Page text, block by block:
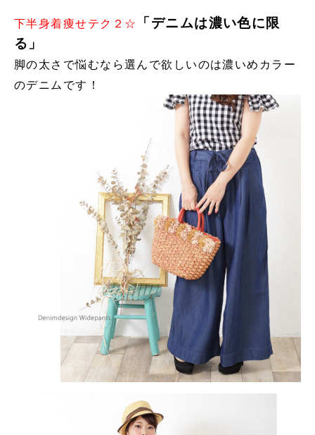
下半身着痩せテク２☆
「デニムは濃い色に限
る」
脚の太さで悩むなら選んで欲しいのは濃いめカラー
のデニムです！